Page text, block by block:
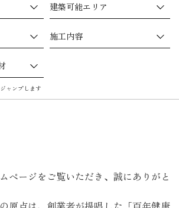
建築可能エリア
施工内容
ャンプします
ページをご覧いただき、誠にありがと